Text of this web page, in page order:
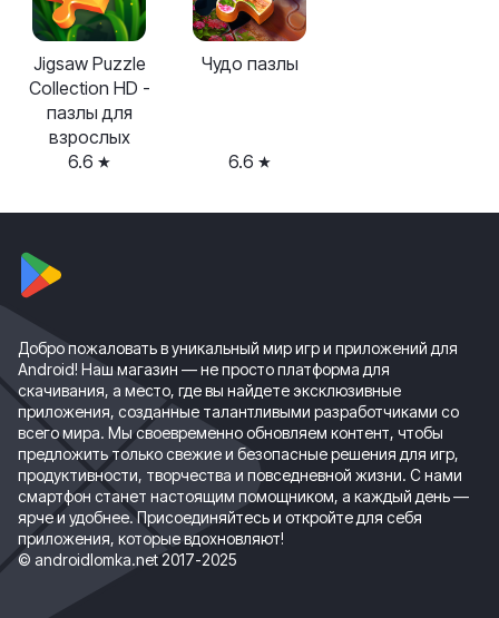
Jigsaw Puzzle
Collection HD -
пазлы для
взрослых
6.6
Чудо пазлы
6.6
Добро пожаловать в уникальный мир игр и приложений для
Android! Наш магазин — не просто платформа для
скачивания, а место, где вы найдете эксклюзивные
приложения, созданные талантливыми разработчиками со
всего мира. Мы своевременно обновляем контент, чтобы
предложить только свежие и безопасные решения для игр,
продуктивности, творчества и повседневной жизни. С нами
смартфон станет настоящим помощником, а каждый день —
ярче и удобнее. Присоединяйтесь и откройте для себя
приложения, которые вдохновляют!
© androidlomka.net 2017-2025